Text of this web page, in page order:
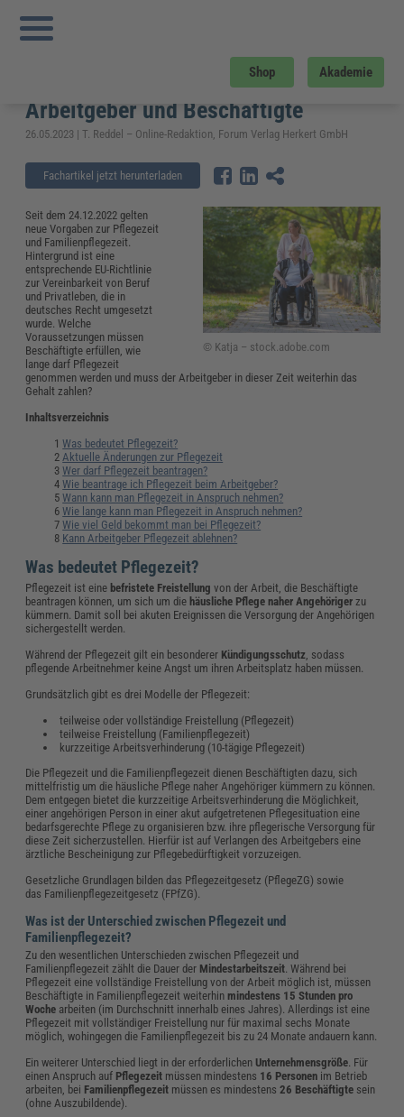
Shop Akademie
Sie sind hier:
Pflegezeit für Angehörige? – Vorgaben für Arbeitgeber und Beschäftigte
Was gilt bei Pflegezeit für
Angehörige? – Vorgaben für
Arbeitgeber und Beschäftigte
26.05.2023 | T. Reddel – Online-Redaktion, Forum Verlag Herkert GmbH
Fachartikel jetzt herunterladen
© Katja – stock.adobe.com
Seit dem 24.12.2022 gelten
neue Vorgaben zur Pflegezeit
und Familienpflegezeit.
Hintergrund ist eine
entsprechende EU-Richtlinie
zur Vereinbarkeit von Beruf
und Privatleben, die in
deutsches Recht umgesetzt
wurde. Welche
Voraussetzungen müssen
Beschäftigte erfüllen, wie
lange darf Pflegezeit
genommen werden und muss der Arbeitgeber in dieser Zeit weiterhin das
Gehalt zahlen?
Inhaltsverzeichnis
Was bedeutet Pflegezeit?
Aktuelle Änderungen zur Pflegezeit
Wer darf Pflegezeit beantragen?
Wie beantrage ich Pflegezeit beim Arbeitgeber?
Wann kann man Pflegezeit in Anspruch nehmen?
Wie lange kann man Pflegezeit in Anspruch nehmen?
Wie viel Geld bekommt man bei Pflegezeit?
Kann Arbeitgeber Pflegezeit ablehnen?
Was bedeutet Pflegezeit?
Pflegezeit ist eine befristete Freistellung von der Arbeit, die Beschäftigte
beantragen können, um sich um die häusliche Pflege naher Angehöriger zu
kümmern. Damit soll bei akuten Ereignissen die Versorgung der Angehörigen
sichergestellt werden.
Während der Pflegezeit gilt ein besonderer Kündigungsschutz, sodass
pflegende Arbeitnehmer keine Angst um ihren Arbeitsplatz haben müssen.
Grundsätzlich gibt es drei Modelle der Pflegezeit:
teilweise oder vollständige Freistellung (Pflegezeit)
teilweise Freistellung (Familienpflegezeit)
kurzzeitige Arbeitsverhinderung (10-tägige Pflegezeit)
Die Pflegezeit und die Familienpflegezeit dienen Beschäftigten dazu, sich
mittelfristig um die häusliche Pflege naher Angehöriger kümmern zu können.
Dem entgegen bietet die kurzzeitige Arbeitsverhinderung die Möglichkeit,
einer angehörigen Person in einer akut aufgetretenen Pflegesituation eine
bedarfsgerechte Pflege zu organisieren bzw. ihre pflegerische Versorgung für
diese Zeit sicherzustellen. Hierfür ist auf Verlangen des Arbeitgebers eine
ärztliche Bescheinigung zur Pflegebedürftigkeit vorzuzeigen.
Gesetzliche Grundlagen bilden das Pflegezeitgesetz (PflegeZG) sowie
das Familienpflegezeitgesetz (FPfZG).
Was ist der Unterschied zwischen Pflegezeit und
Familienpflegezeit?
Zu den wesentlichen Unterschieden zwischen Pflegezeit und
Familienpflegezeit zählt die Dauer der Mindestarbeitszeit . Während bei
Pflegezeit eine vollständige Freistellung von der Arbeit möglich ist, müssen
Beschäftigte in Familienpflegezeit weiterhin mindestens 15 Stunden pro
Woche arbeiten (im Durchschnitt innerhalb eines Jahres). Allerdings ist eine
Pflegezeit mit vollständiger Freistellung nur für maximal sechs Monate
möglich, wohingegen die Familienpflegezeit bis zu 24 Monate andauern kann.
Ein weiterer Unterschied liegt in der erforderlichen Unternehmensgröße . Für
einen Anspruch auf Pflegezeit müssen mindestens 16 Personen im Betrieb
arbeiten, bei Familienpflegezeit müssen es mindestens 26 Beschäftigte sein
(ohne Auszubildende).